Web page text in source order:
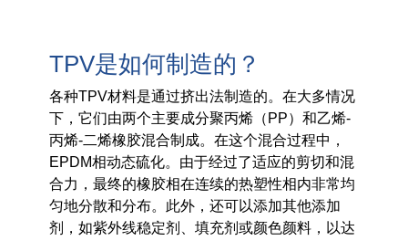
TPV是如何制造的？
各种TPV材料是通过挤出法制造的。在大多情况
下，它们由两个主要成分聚丙烯（PP）和乙烯-
丙烯-二烯橡胶混合制成。在这个混合过程中，
EPDM相动态硫化。由于经过了适应的剪切和混
合力，最终的橡胶相在连续的热塑性相内非常均
匀地分散和分布。此外，还可以添加其他添加
剂，如紫外线稳定剂、填充剂或颜色颜料，以达